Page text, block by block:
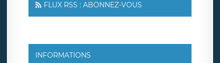
FLUX RSS : ABONNEZ-VOUS
INFORMATIONS